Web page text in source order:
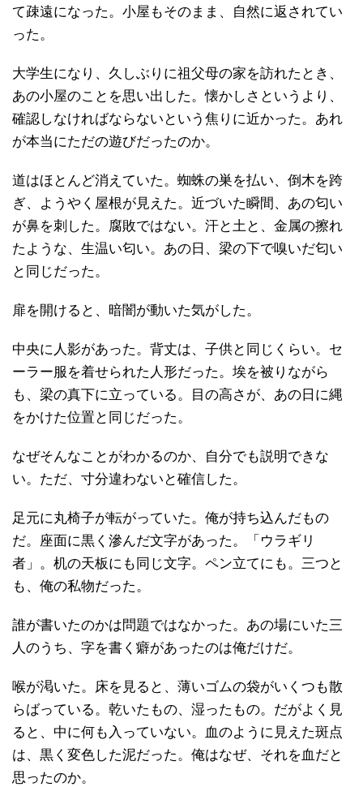
て疎遠になった。小屋もそのまま、自然に返されてい
った。
大学生になり、久しぶりに祖父母の家を訪れたとき、
あの小屋のことを思い出した。懐かしさというより、
確認しなければならないという焦りに近かった。あれ
が本当にただの遊びだったのか。
道はほとんど消えていた。蜘蛛の巣を払い、倒木を跨
ぎ、ようやく屋根が見えた。近づいた瞬間、あの匂い
が鼻を刺した。腐敗ではない。汗と土と、金属の擦れ
たような、生温い匂い。あの日、梁の下で嗅いだ匂い
と同じだった。
扉を開けると、暗闇が動いた気がした。
中央に人影があった。背丈は、子供と同じくらい。セ
ーラー服を着せられた人形だった。埃を被りながら
も、梁の真下に立っている。目の高さが、あの日に縄
をかけた位置と同じだった。
なぜそんなことがわかるのか、自分でも説明できな
い。ただ、寸分違わないと確信した。
足元に丸椅子が転がっていた。俺が持ち込んだもの
だ。座面に黒く滲んだ文字があった。「ウラギリ
者」。机の天板にも同じ文字。ペン立てにも。三つと
も、俺の私物だった。
誰が書いたのかは問題ではなかった。あの場にいた三
人のうち、字を書く癖があったのは俺だけだ。
喉が渇いた。床を見ると、薄いゴムの袋がいくつも散
らばっている。乾いたもの、湿ったもの。だがよく見
ると、中に何も入っていない。血のように見えた斑点
は、黒く変色した泥だった。俺はなぜ、それを血だと
思ったのか。